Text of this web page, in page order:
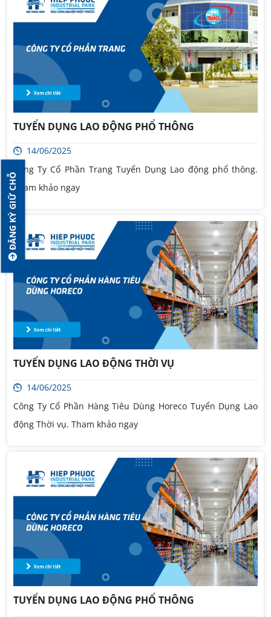
ĐĂNG KÝ GIỮ CHỖ
TUYỂN DỤNG LAO ĐỘNG PHỔ THÔNG
14/06/2025
Công Ty Cổ Phần Trang Tuyển Dụng Lao động phổ thông.
Tham khảo ngay
TUYỂN DỤNG LAO ĐỘNG THỜI VỤ
14/06/2025
Công Ty Cổ Phần Hàng Tiêu Dùng Horeco Tuyển Dụng Lao
động Thời vụ. Tham khảo ngay
TUYỂN DỤNG LAO ĐỘNG PHỔ THÔNG